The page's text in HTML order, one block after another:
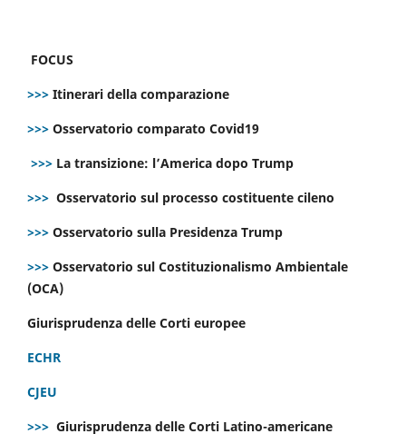
FOCUS
>>> Itinerari della comparazione
>>> Osservatorio comparato Covid19
>>> La transizione: l’America dopo Trump
>>> Osservatorio sul processo costituente cileno
>>> Osservatorio sulla Presidenza Trump
>>> Osservatorio sul Costituzionalismo Ambientale
(OCA)
Giurisprudenza delle Corti europee
ECHR
CJEU
>>> Giurisprudenza delle Corti Latino-americane